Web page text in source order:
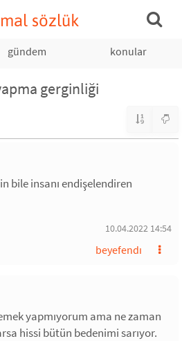
sözlük
gündem konular
gerginliği
bile insanı endişelendiren
10.04.2022 14:54
beyefendı
yapmıyorum ama ne zaman
hissi bütün bedenimi sarıyor.